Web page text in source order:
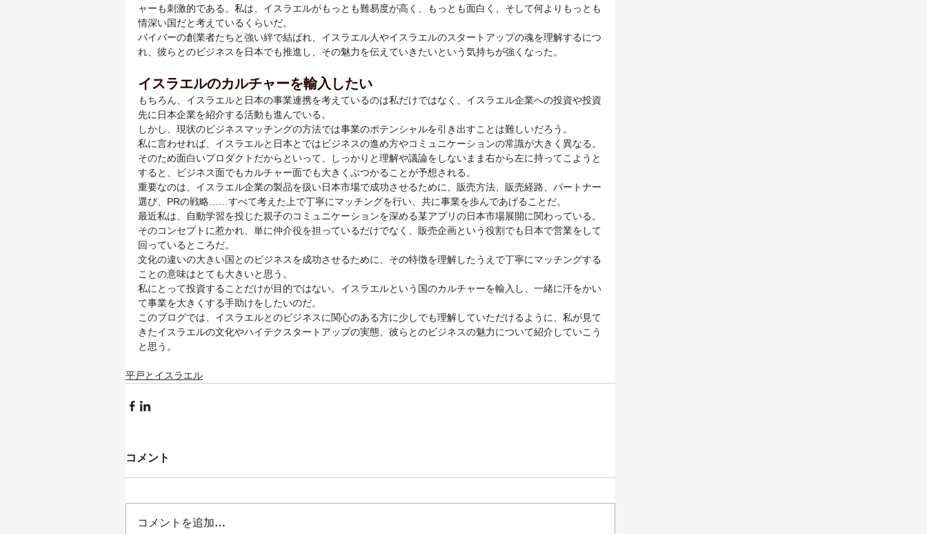
ャーも刺激的である。私は、イスラエルがもっとも難易度が高く、もっとも面白く、そして何よりもっとも
情深い国だと考えているくらいだ。
バイバーの創業者たちと強い絆で結ばれ、イスラエル人やイスラエルのスタートアップの魂を理解するにつ
れ、彼らとのビジネスを日本でも推進し、その魅力を伝えていきたいという気持ちが強くなった。
イスラエルのカルチャーを輸入したい
もちろん、イスラエルと日本の事業連携を考えているのは私だけではなく、イスラエル企業への投資や投資
先に日本企業を紹介する活動も進んでいる。
しかし、現状のビジネスマッチングの方法では事業のポテンシャルを引き出すことは難しいだろう。
私に言わせれば、イスラエルと日本とではビジネスの進め方やコミュニケーションの常識が大きく異なる。
そのため面白いプロダクトだからといって、しっかりと理解や議論をしないまま右から左に持ってこようと
すると、ビジネス面でもカルチャー面でも大きくぶつかることが予想される。
重要なのは、イスラエル企業の製品を扱い日本市場で成功させるために、販売方法、販売経路、パートナー
選び、PRの戦略……すべて考えた上で丁寧にマッチングを行い、共に事業を歩んであげることだ。
最近私は、自動学習を投じた親子のコミュニケーションを深める某アプリの日本市場展開に関わっている。
そのコンセプトに惹かれ、単に仲介役を担っているだけでなく、販売企画という役割でも日本で営業をして
回っているところだ。
文化の違いの大きい国とのビジネスを成功させるために、その特徴を理解したうえで丁寧にマッチングする
ことの意味はとても大きいと思う。
私にとって投資することだけが目的ではない。イスラエルという国のカルチャーを輸入し、一緒に汗をかい
て事業を大きくする手助けをしたいのだ。
このブログでは、イスラエルとのビジネスに関心のある方に少しでも理解していただけるように、私が見て
きたイスラエルの文化やハイテクスタートアップの実態、彼らとのビジネスの魅力について紹介していこう
と思う。
平戸とイスラエル
コメント
コメントを追加…